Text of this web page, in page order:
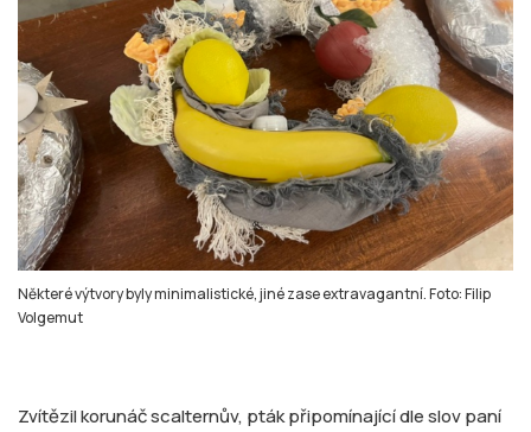
Některé výtvory byly minimalistické, jiné zase extravagantní. Foto: Filip
Volgemut
Zvítězil korunáč scalternův, pták připomínající dle slov paní